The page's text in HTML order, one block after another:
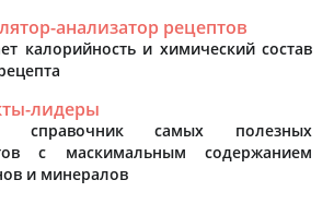
анализатор рецептов
калорийность и химический состав
лидеры
справочник самых полезных
с маскимальным содержанием
и минералов